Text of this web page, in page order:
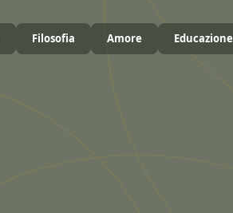
Filosofia Amore Educazione